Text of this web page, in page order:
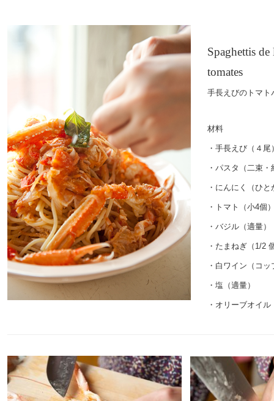
Spaghettis
tomates
手長えびのトマト
材料
・手長えび（４尾
・パスタ（二束・
・にんにく（ひと
・トマト（小4個
・バジル（適量）
・たまねぎ（1/2
・白ワイン（コッ
・塩（適量）
・オリーブオイル